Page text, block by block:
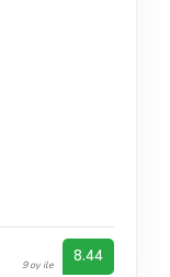
9 oy ile 8.44